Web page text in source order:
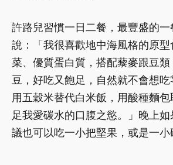
許路兒習慣一日二餐，最豐盛的
說：「我很喜歡地中海風格的原型
菜、優質蛋白質，搭配藜麥跟豆
豆，好吃又飽足，自然就不會想
用五穀米替代白米飯，用酸種麵
足我愛碳水的口腹之慾。」晚上
議也可以吃一小把堅果，或是一小